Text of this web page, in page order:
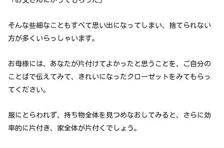
そんな些細なこともすべて思い出になってしまい、捨てられない
方が多くいらっしゃいます。
お母様には、あなたが片付けてよかったと思うことを、ご自分の
ことばで伝えてみて、きれいになったクローゼットをみてもらっ
てください。
服にとらわれず、持ち物全体を見つめなおしてみると、さらに効
率的に片付き、家全体が片付くでしょう。